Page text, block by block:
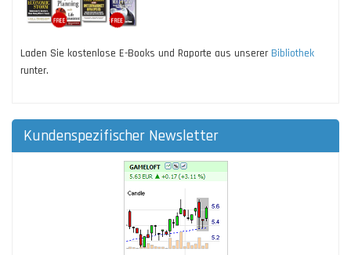
Laden Sie kostenlose E-Books und Raporte aus unserer Bibliothek
runter.
Kundenspezifischer Newsletter